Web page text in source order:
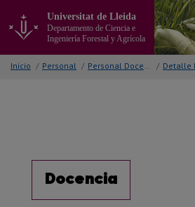
contenido
Universitat de Lleida
Departamento de Ciencia e
Ingeniería Forestal y Agrícola
Inicio / Personal / Personal Docente e Investigador / Detalle